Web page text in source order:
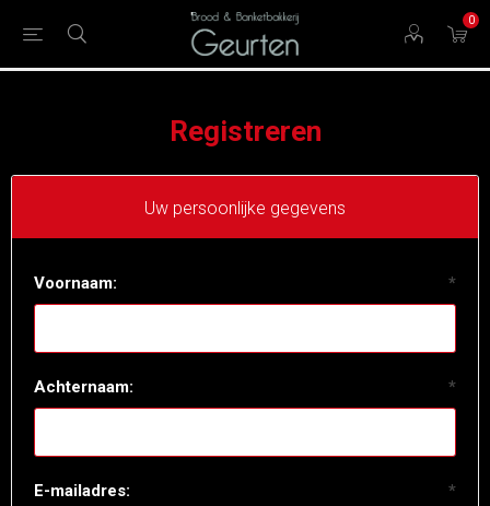
0
Registreren
Uw persoonlijke gegevens
Voornaam: *
Achternaam: *
E-mailadres: *